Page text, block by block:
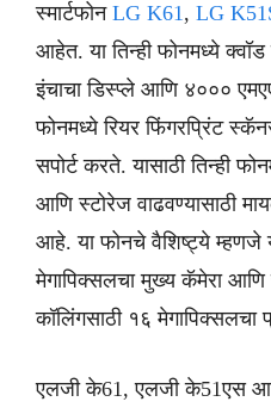
स्मार्टफोन LG K61, LG
आहेत. या तिन्ही फोनमध्ये
इंचाचा डिस्प्ले आणि ४०००
फोनमध्ये रियर फिंगरप्रिंट
सपोर्ट करते. यासाठी तिन्ही
आणि स्टोरेज वाढवण्यासाठी
आहे. या फोनचे वैशिष्ट्ये म्हणजे
मेगापिक्सलचा मुख्य कॅमेरा आणि
कॉलिंगसाठी १६
एलजी के61, एलजी के51एस